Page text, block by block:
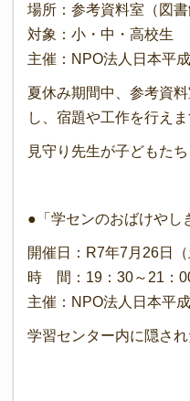
場所：参考資料室（図書
対象：小・中・高校生
主催：NPO法人日本平
夏休み期間中、参考資
し、宿題や工作を行えま
見守り先生が子どもたち
●「学センのおばけやし
開催日：R7年7月26日（
時 間：19：30～21：
主催：NPO法人日本平
学習センター内に隠さ